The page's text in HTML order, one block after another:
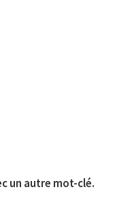
un autre mot-clé.